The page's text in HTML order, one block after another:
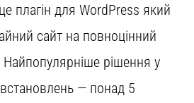
плагін для WordPress який
сайт на повноцінний
Найпопулярніше рішення у
встановлень — понад 5